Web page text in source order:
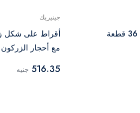
جينيريك
أقراط على شكل
مع أحجار الزركون
516.35 جنيه